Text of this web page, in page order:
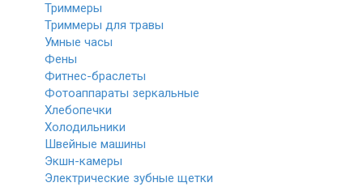
Триммеры
Триммеры для травы
Умные часы
Фены
Фитнес-браслеты
Фотоаппараты зеркальные
Хлебопечки
Холодильники
Швейные машины
Экшн-камеры
Электрические зубные щетки